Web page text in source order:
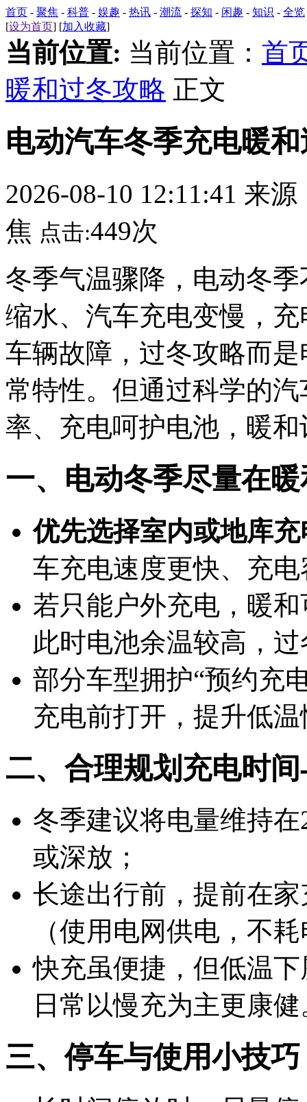
首页 - 聚焦 - 科普 - 娱趣 - 热讯 - 潮流 - 探知 - 闲趣 - 知识 - 全览
[设为首页] [加入收藏]
当前位置: 当前位置： 首
暖和过冬攻略 正文
电动汽车冬季充电暖
2026-08-10 12:11:41 来源
焦 点击:449次
冬季气温骤降，电动冬
缩水、汽车充电变慢，充
车辆故障，过冬攻略而
常特性。但通过科学的
率、充电呵护电池，暖
一、电动冬季尽量在
优先选择室内或地库充
车充电速度更快、充
若只能户外充电，暖和
此时电池余温较高，
部分车型拥护“预约充
充电前打开，提升低
二、合理规划充电时
冬季建议将电量维持在
或深放；
长途出行前，提前在
（使用电网供电，不
快充虽便捷，但低温
日常以慢充为主更康健
三、停车与使用小技巧